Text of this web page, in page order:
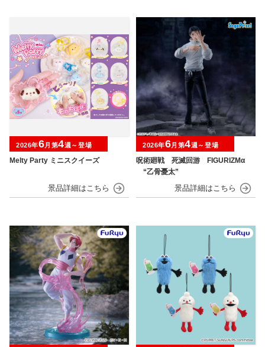
Melty Party ミニスクイーズ
2026年6月第4週～登場
呪術廻戦 死滅回游 FIGURIZMα
“乙骨憂太”
2026年6月第4週～登場